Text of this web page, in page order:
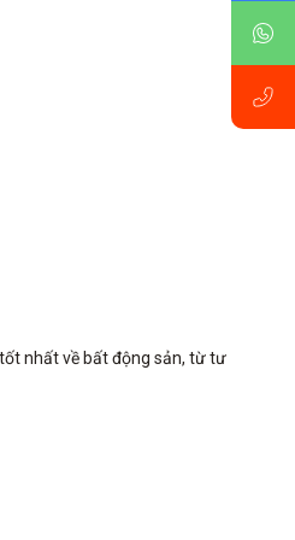
nhất về bất động sản, từ tư